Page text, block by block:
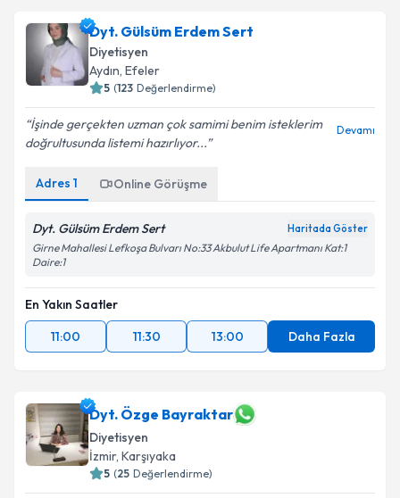
Dyt. Gülsüm Erdem Sert
Diyetisyen
Aydın, Efeler
5 (123 Değerlendirme)
İşinde gerçekten uzman çok samimi benim isteklerim
doğrultusunda listemi hazırlıyor...
Devamı
Adres 1 Online Görüşme
Dyt. Gülsüm Erdem Sert Haritada Göster
Girne Mahallesi Lefkoşa Bulvarı No:33 Akbulut Life Apartmanı Kat:1
Daire:1
En Yakın Saatler
11:00
11:30 13:00 Daha Fazla
Dyt. Özge Bayraktar
Diyetisyen
İzmir, Karşıyaka
5 (25 Değerlendirme)